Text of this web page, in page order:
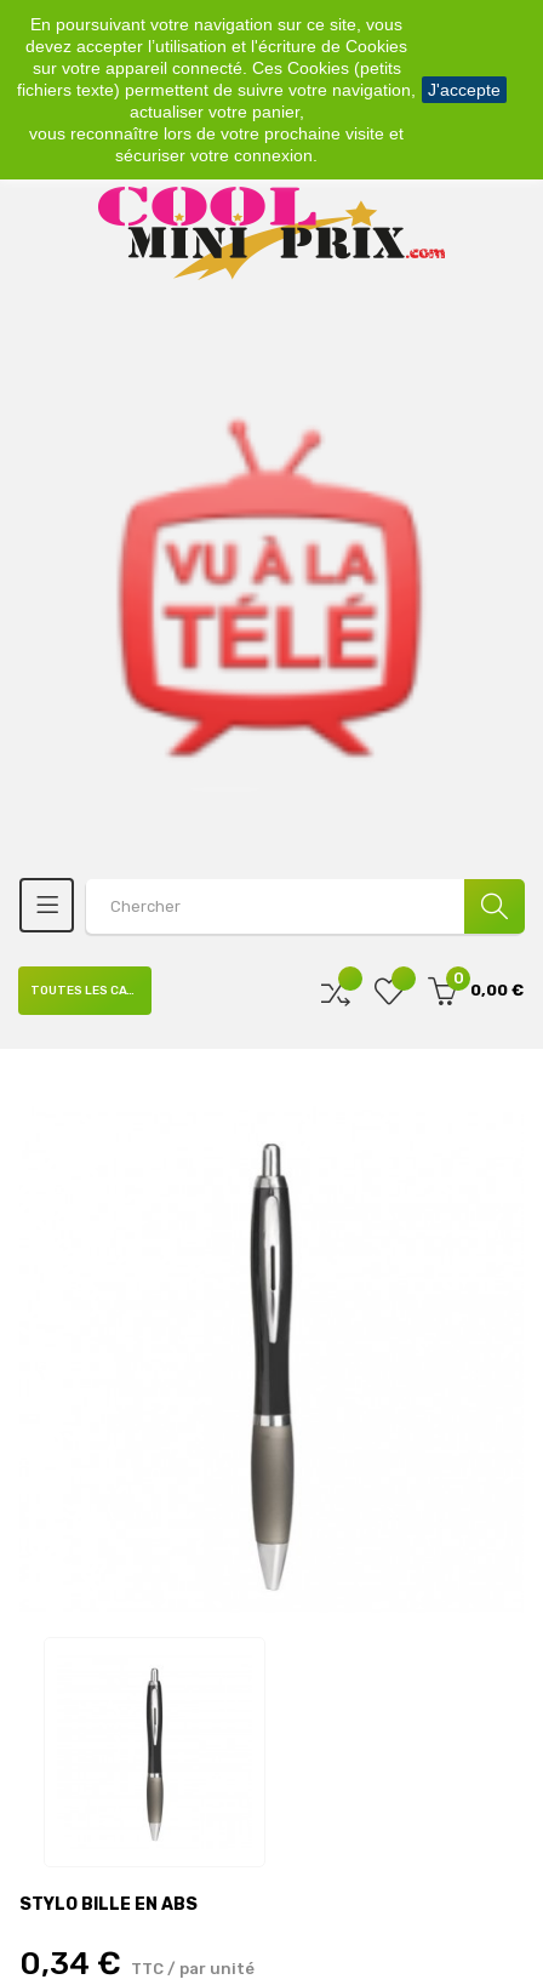
En poursuivant votre navigation sur ce site, vous
devez accepter l’utilisation et l'écriture de Cookies
sur votre appareil connecté. Ces Cookies (petits
fichiers texte) permettent de suivre votre navigation,
actualiser votre panier,
vous reconnaître lors de votre prochaine visite et
sécuriser votre connexion.
J'accepte
EUR
0
0,00 €
TOUTES LES CATÉGORIES
STYLO BILLE EN ABS
0,34 € TTC / par unité